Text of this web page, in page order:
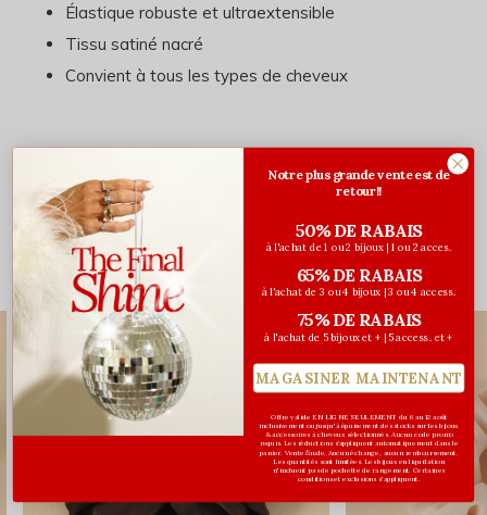
Élastique robuste et ultraextensible
Tissu satiné nacré
Convient à tous les types de cheveux
Vous pourriez aussi aimer...
Notre plus grande vente est de
retour!!
50% DE RABAIS
à l'achat de 1 ou 2 bijoux | 1 ou 2 acces.
65% DE RABAIS
à l'achat de 3 ou 4 bijoux | 3 ou 4 access.
75% DE RABAIS
à l'achat de 5 bijoux et + | 5 access. et +
MAGASINER MAINTENANT
Offre valide EN LIGNE SEULEMENT du 6 au 12 août
inclusivement ou jusqu'à épuisement des stocks sur les bijoux
& accessoires à cheveux sélectionnés. Aucun code promo
requis. Les réductions s’appliquent automatiquement dans le
panier. Vente finale. Aucun échange, aucun remboursement.
Les quantités sont limitées. Les bijoux en liquidation
n'incluent pas de pochette de rangement. Certaines
conditions et exclusions s'appliquent.